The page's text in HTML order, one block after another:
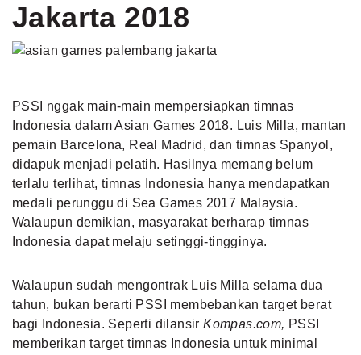
Jakarta 2018
PSSI nggak main-main mempersiapkan timnas
Indonesia dalam Asian Games 2018. Luis Milla, mantan
pemain Barcelona, Real Madrid, dan timnas Spanyol,
didapuk menjadi pelatih. Hasilnya memang belum
terlalu terlihat, timnas Indonesia hanya mendapatkan
medali perunggu di Sea Games 2017 Malaysia.
Walaupun demikian, masyarakat berharap timnas
Indonesia dapat melaju setinggi-tingginya.
Walaupun sudah mengontrak Luis Milla selama dua
tahun, bukan berarti PSSI membebankan target berat
bagi Indonesia. Seperti dilansirKompas.com, PSSI
memberikan target timnas Indonesia untuk minimal